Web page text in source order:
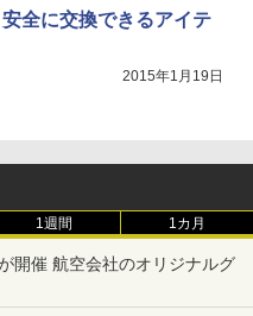
全に交換できるアイテ
2015年1月19日
1週間 1カ月
開催 航空会社のオリジナルグ